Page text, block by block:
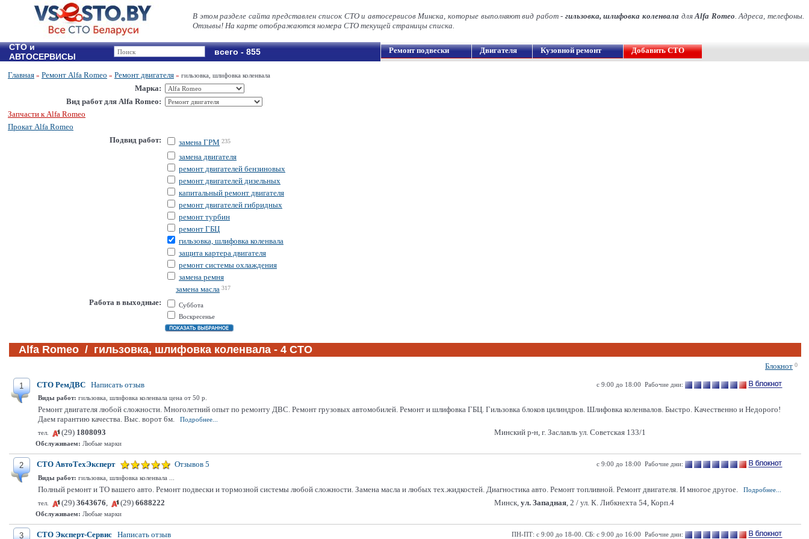
В этом разделе сайта представлен список СТО и автосервисов Минска, которые выполняют вид работ - гильзовка, шлифовка коленвала дляAlfa Romeo. Адреса, телефоны.
Отзывы! На карте отображаются номера СТО текущей страницы списка.
СТО и
АВТОСЕРВИСЫ
всего - 855 Ремонт подвески Двигателя Кузовной ремонт Добавить СТО
Главная » Ремонт Alfa Romeo » Ремонт двигателя » гильзовка, шлифовка коленвала
Марка:
Вид работ для Alfa Romeo:
Запчасти к Alfa Romeo
Прокат Alfa Romeo
Подвид работ:
замена ГРМ 235
замена двигателя
ремонт двигателей бензиновых
ремонт двигателей дизельных
капитальный ремонт двигателя
ремонт двигателей гибридных
ремонт турбин
ремонт ГБЦ
гильзовка, шлифовка коленвала
защита картера двигателя
ремонт системы охлаждения
замена ремня
замена масла 317
Работа в выходные:
Суббота
Воскресенье
Alfa Romeo / гильзовка, шлифовка коленвала - 4 СТО
Блокнот 0
1 СТО РемДВС Написать отзыв
с 9:00 до 18:00 Рабочие дни:
Виды работ: гильзовка, шлифовка коленвала цена от 50 р.
Ремонт двигателя любой сложности. Многолетний опыт по ремонту ДВС. Ремонт грузовых автомобилей. Ремонт и шлифовка ГБЦ. Гильзовка блоков цилиндров. Шлифовка коленвалов. Быстро. Качественно и Недорого!
Даем гарантию качества. Выс. ворот 6м.
Подробнее...
тел.
(29) 1808093 Минский р-н, г. Заславль ул. Советская 133/1
Обслуживаем: Любые марки
2 СТО АвтоТехЭксперт Отзывов 5
с 9:00 до 18:00 Рабочие дни:
Виды работ: гильзовка, шлифовка коленвала ...
Полный ремонт и ТО вашего авто. Ремонт подвески и тормозной системы любой сложности. Замена масла и любых тех.жидкостей. Диагностика авто. Ремонт топливной. Ремонт двигателя. И многое другое.
Подробнее...
тел.
(29) 3643676, (29) 6688222 Минск, ул. Западная, 2 / ул. К. Либкнехта 54, Корп.4
Обслуживаем: Любые марки
3 СТО Эксперт-Сервис Написать отзыв ПН-ПТ: с 9:00 до 18-00. СБ: с 9:00 до 16:00 Рабочие дни: